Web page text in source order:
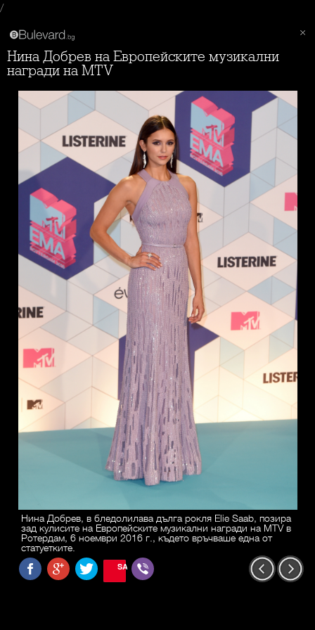
/
Нина Добрев на Европейските музикални
награди на MTV
Нина Добрев, в бледолилава дълга рокля Elie Saab, позира
зад кулисите на Европейските музикални награди на MTV в
Ротердам, 6 ноември 2016 г., където връчваше една от
статуетките.
SAVE